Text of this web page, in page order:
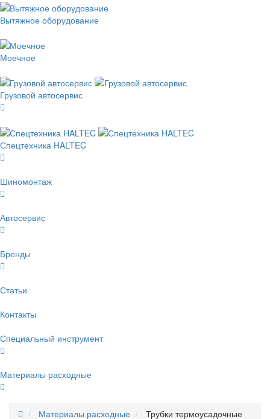
Вытяжное оборудование
Моечное
Грузовой автосервис
Спецтехника HALTEC
Шиномонтаж
Автосервис
Бренды
Статьи
Контакты
Специальный инструмент
Материалы расходные
Материалы расходные Трубки термоусадочные